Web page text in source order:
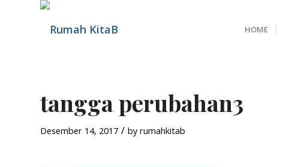
HOME
tangga perubahan3
Desember 14, 2017 / byrumahkitab